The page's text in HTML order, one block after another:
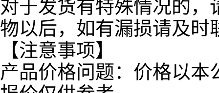
对于发货有特殊情况的
物以后，如有漏损请及时
【注意事项】
产品价格问题：价格以